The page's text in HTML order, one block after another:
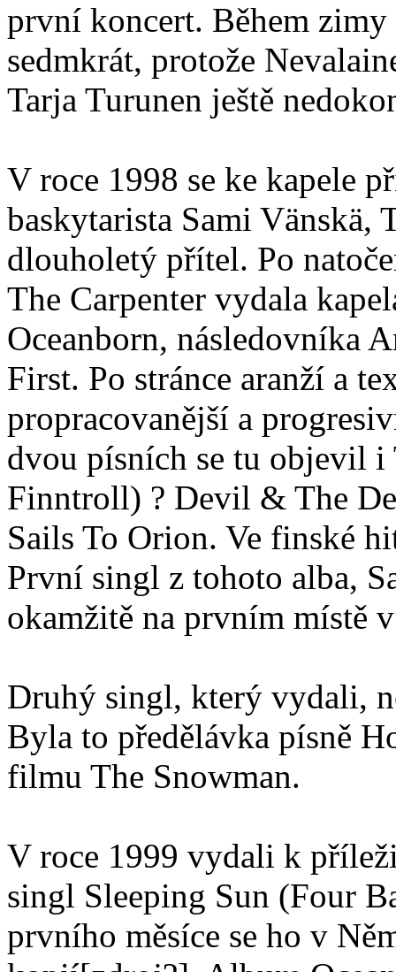
první koncert. Během
sedmkrát, protože
Tarja Turunen ještě
V roce 1998 se ke kapele
baskytarista Sami Vänskä,
dlouholetý přítel. Po
The Carpenter vydala
Oceanborn, následovníka
First. Po stránce aranží a
propracovanější a
dvou písních se tu objevil
Finntroll) ? Devil & The
Sails To Orion. Ve finské
První singl z tohoto alba,
okamžitě na prvním místě
Druhý singl, který vydali,
Byla to předělávka písně
filmu The Snowman.
V roce 1999 vydali k
singl Sleeping Sun (Four
prvního měsíce se ho v